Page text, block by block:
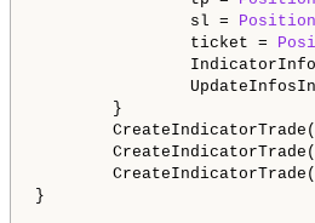
sl =
ticket =
}
}